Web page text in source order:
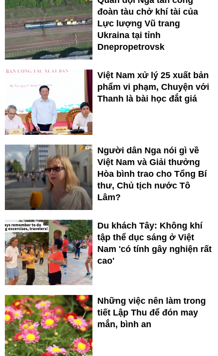
đoàn tàu chở khí tài của
Lực lượng Vũ trang
Ukraina tại tỉnh
Dnepropetrovsk
Việt Nam xử lý 25 xuất bản
phẩm vi phạm, Chuyện với
Thanh là bài học đắt giá
Người dân Nga nói gì về
Việt Nam và Giải thưởng
Hòa bình trao cho Tổng Bí
thư, Chủ tịch nước Tô
Lâm?
Du khách Tây: Không khí
tập thể dục sáng ở Việt
Nam 'có tính gây nghiện rất
cao'
Những việc nên làm trong
tiết Lập Thu để đón may
mắn, bình an